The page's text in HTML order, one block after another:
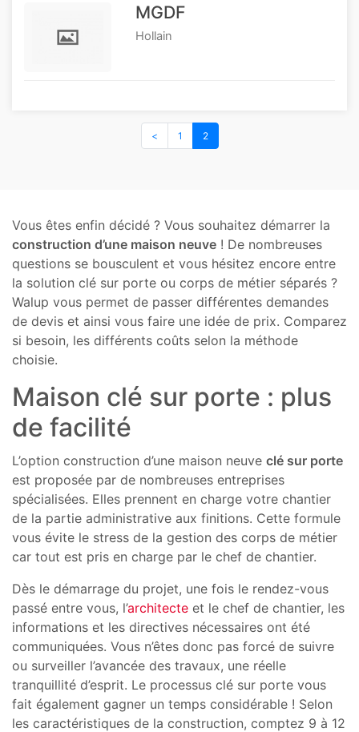
MGDF
Hollain
< 1 2
Vous êtes enfin décidé ? Vous souhaitez démarrer la
construction d’une maison neuve ! De nombreuses
questions se bousculent et vous hésitez encore entre
la solution clé sur porte ou corps de métier séparés ?
Walup vous permet de passer différentes demandes
de devis et ainsi vous faire une idée de prix. Comparez
si besoin, les différents coûts selon la méthode
choisie.
Maison clé sur porte : plus
de facilité
L’option construction d’une maison neuve clé sur porte
est proposée par de nombreuses entreprises
spécialisées. Elles prennent en charge votre chantier
de la partie administrative aux finitions. Cette formule
vous évite le stress de la gestion des corps de métier
car tout est pris en charge par le chef de chantier.
Dès le démarrage du projet, une fois le rendez-vous
passé entre vous, l’architecte et le chef de chantier, les
informations et les directives nécessaires ont été
communiquées. Vous n’êtes donc pas forcé de suivre
ou surveiller l’avancée des travaux, une réelle
tranquillité d’esprit. Le processus clé sur porte vous
fait également gagner un temps considérable ! Selon
les caractéristiques de la construction, comptez 9 à 12